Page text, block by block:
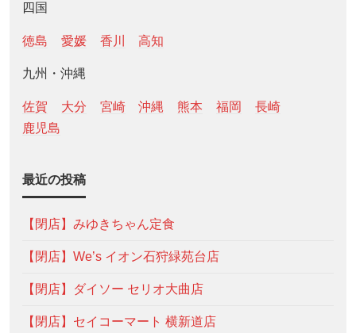
四国
徳島 愛媛 香川 高知
九州・沖縄
佐賀 大分 宮崎 沖縄 熊本 福岡
長崎
鹿児島
最近の投稿
【閉店】みゆきちゃん定食
【閉店】We’s イオン石狩緑苑台店
【閉店】ダイソー セリオ大曲店
【閉店】セイコーマート 横新道店